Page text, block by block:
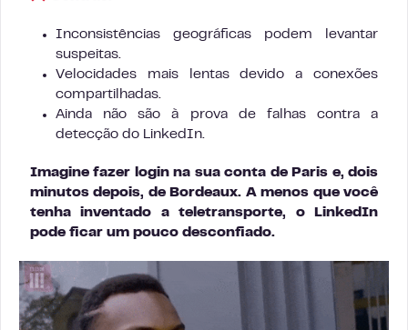
Inconsistências geográficas podem levantar
suspeitas.
Velocidades mais lentas devido a conexões
compartilhadas.
Ainda não são à prova de falhas contra a
detecção do LinkedIn.
Imagine fazer login na sua conta de Paris e, dois
minutos depois, de Bordeaux. A menos que você
tenha inventado a teletransporte, o LinkedIn
pode ficar um pouco desconfiado.